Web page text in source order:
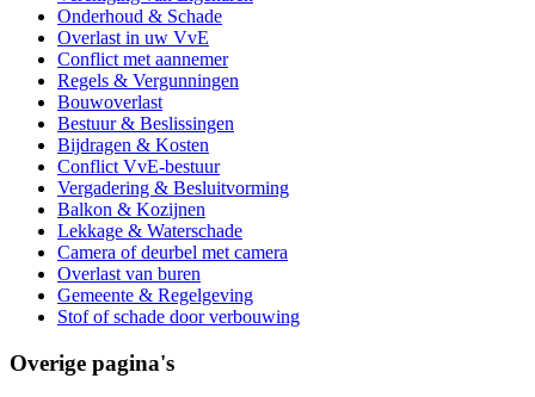
Onderhoud & Schade
Overlast in uw VvE
Conflict met aannemer
Regels & Vergunningen
Bouwoverlast
Bestuur & Beslissingen
Bijdragen & Kosten
Conflict VvE-bestuur
Vergadering & Besluitvorming
Balkon & Kozijnen
Lekkage & Waterschade
Camera of deurbel met camera
Overlast van buren
Gemeente & Regelgeving
Stof of schade door verbouwing
Overige pagina's